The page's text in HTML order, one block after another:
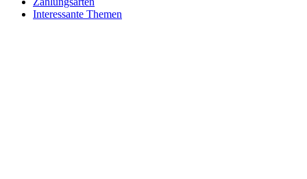
Interessante Themen